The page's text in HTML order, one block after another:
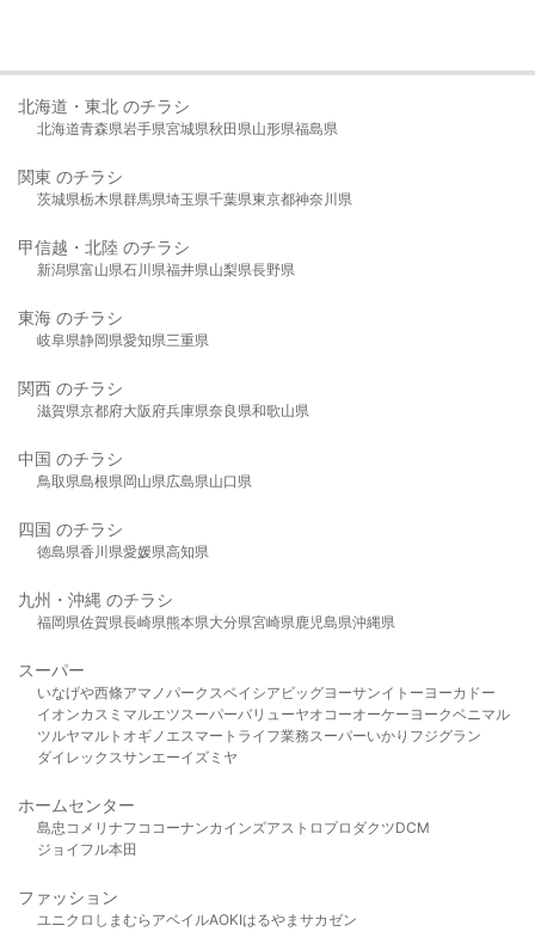
北海道・東北 のチラシ
北海道青森県岩手県宮城県秋田県山形県福島県
関東 のチラシ
茨城県栃木県群馬県埼玉県千葉県東京都神奈川県
甲信越・北陸 のチラシ
新潟県富山県石川県福井県山梨県長野県
東海 のチラシ
岐阜県静岡県愛知県三重県
関西 のチラシ
滋賀県京都府大阪府兵庫県奈良県和歌山県
中国 のチラシ
鳥取県島根県岡山県広島県山口県
四国 のチラシ
徳島県香川県愛媛県高知県
九州・沖縄 のチラシ
福岡県佐賀県長崎県熊本県大分県宮崎県鹿児島県沖縄県
スーパー
いなげや西條アマノパークスベイシア ビッグヨーサンイトーヨーカドー
イオンカスミ マルエツスーパーバリューヤオコーオーケー ヨークベニマル
ツルヤマルト オギノ エスマート ライフ業務スーパーいかり フジグラン
ダイレックスサンエーイズミヤ
ホームセンター
島忠 コメリ ナフコ コーナンカインズアストロプロダクツDCM
ジョイフル本田
ファッション
ユニクロ しまむら アベイルAOKIはるやま サカゼン